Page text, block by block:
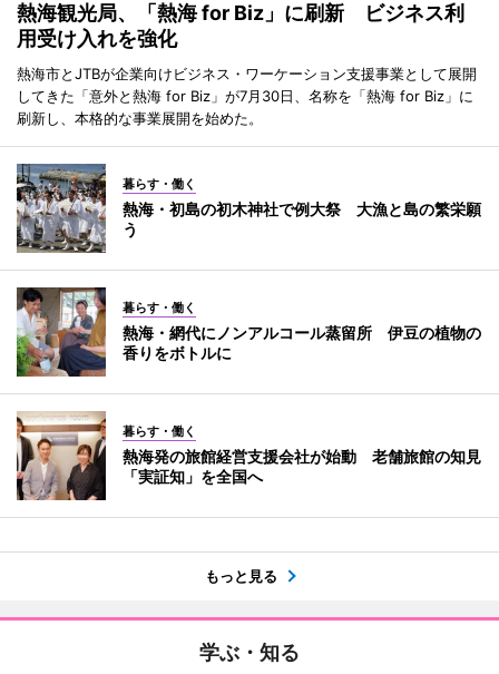
熱海観光局、「熱海 for Biz」に刷新 ビジネス利
用受け入れを強化
熱海市とJTBが企業向けビジネス・ワーケーション支援事業として展開
してきた「意外と熱海 for Biz」が7月30日、名称を「熱海 for Biz」に
刷新し、本格的な事業展開を始めた。
暮らす・働く
熱海・初島の初木神社で例大祭 大漁と島の繁栄願
う
暮らす・働く
熱海・網代にノンアルコール蒸留所 伊豆の植物の
香りをボトルに
暮らす・働く
熱海発の旅館経営支援会社が始動 老舗旅館の知見
「実証知」を全国へ
もっと見る
学ぶ・知る